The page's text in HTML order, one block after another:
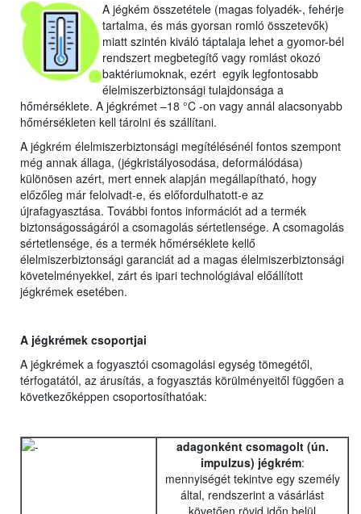
A jégkém összetétele (magas folyadék-, fehérje
tartalma, és más gyorsan romló összetevők)
miatt szintén kiváló táptalaja lehet a gyomor-bél
rendszert megbetegítő vagy romlást okozó
baktériumoknak, ezért egyik legfontosabb
élelmiszerbiztonsági tulajdonsága a
hőmérséklete. A jégkrémet –18 °C -on vagy annál alacsonyabb
hőmérsékleten kell tárolni és szállítani.
A jégkrém élelmiszerbiztonsági megítélésénél fontos szempont
még annak állaga, (jégkristályosodása, deformálódása)
különösen azért, mert ennek alapján megállapítható, hogy
előzőleg már felolvadt-e, és előfordulhatott-e az
újrafagyasztása. További fontos információt ad a termék
biztonságosságáról a csomagolás sértetlensége. A csomagolás
sértetlensége, és a termék hőmérséklete kellő
élelmiszerbiztonsági garanciát ad a magas élelmiszerbiztonsági
követelményekkel, zárt és ipari technológiával előállított
jégkrémek esetében.
A jégkrémek csoportjai
A jégkrémek a fogyasztói csomagolási egység tömegétől,
térfogatától, az árusítás, a fogyasztás körülményeitől függően a
következőképpen csoportosíthatóak:
adagonként csomagolt (ún.
impulzus) jégkrém:
mennyiségét tekintve egy személy
által, rendszerint a vásárlást